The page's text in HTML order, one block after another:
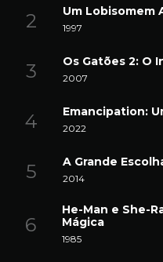
Um Lobisomem
1997
Os Gatões 2: O
2007
Emancipation:
2022
A Grande
2014
He-Man e She-
Mágica
1985